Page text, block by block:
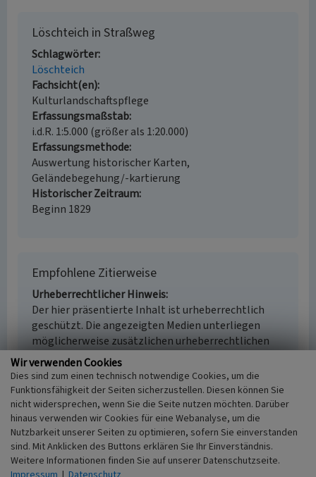
Löschteich in Straßweg
Schlagwörter
Löschteich
Fachsicht(en)
Kulturlandschaftspflege
Erfassungsmaßstab
i.d.R. 1:5.000 (größer als 1:20.000)
Erfassungsmethode
Auswertung historischer Karten,
Geländebegehung/-kartierung
Historischer Zeitraum
Beginn 1829
Empfohlene Zitierweise
Urheberrechtlicher Hinweis
Der hier präsentierte Inhalt ist urheberrechtlich
geschützt. Die angezeigten Medien unterliegen
möglicherweise zusätzlichen urheberrechtlichen
Bedingungen, die an diesen ausgewiesen sind.
Empfohlene Zitierweise
„Löschteich in Straßweg”. In: KuLaDig,
Kultur.Landschaft.Digital. URL:
https://www.kuladig.de/Objektansicht/A-BL-
20071106-0030(Abgerufen: 9. August 2026)
Wir verwenden Cookies
Dies sind zum einen technisch notwendige Cookies, um die
Funktionsfähigkeit der Seiten sicherzustellen. Diesen können Sie
nicht widersprechen, wenn Sie die Seite nutzen möchten. Darüber
hinaus verwenden wir Cookies für eine Webanalyse, um die
Nutzbarkeit unserer Seiten zu optimieren, sofern Sie einverstanden
sind. Mit Anklicken des Buttons erklären Sie Ihr Einverständnis.
Weitere Informationen finden Sie auf unserer Datenschutzseite.